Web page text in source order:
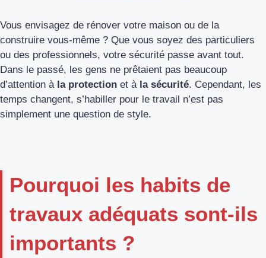
Vous envisagez de rénover votre maison ou de la
construire vous-même ? Que vous soyez des particuliers
ou des professionnels, votre sécurité passe avant tout.
Dans le passé, les gens ne prêtaient pas beaucoup
d’attention à la protection et à la sécurité. Cependant, les
temps changent, s’habiller pour le travail n’est pas
simplement une question de style.
Pourquoi les habits de
travaux adéquats sont-ils
importants ?